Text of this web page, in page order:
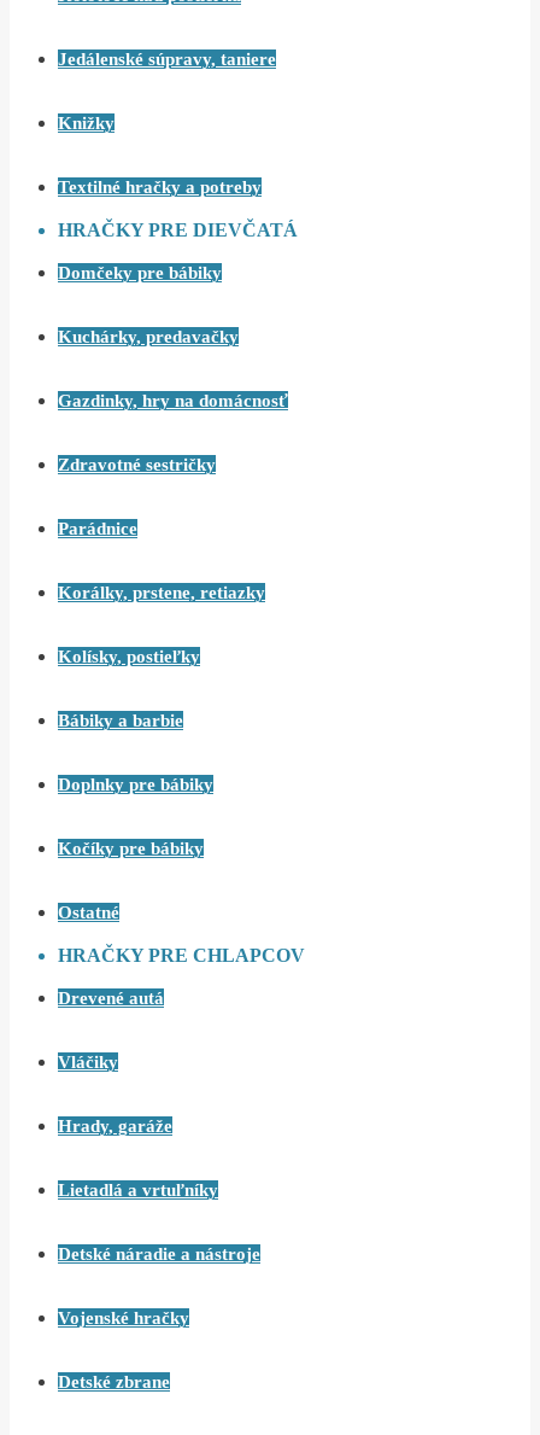
Jedálenské súpravy, taniere
Knižky
Textilné hračky a potreby
HRAČKY PRE DIEVČATÁ
Domčeky pre bábiky
Kuchárky, predavačky
Gazdinky, hry na domácnosť
Zdravotné sestričky
Parádnice
Korálky, prstene, retiazky
Kolísky, postieľky
Bábiky a barbie
Doplnky pre bábiky
Kočíky pre bábiky
Ostatné
HRAČKY PRE CHLAPCOV
Drevené autá
Vláčiky
Hrady, garáže
Lietadlá a vrtuľníky
Detské náradie a nástroje
Vojenské hračky
Detské zbrane